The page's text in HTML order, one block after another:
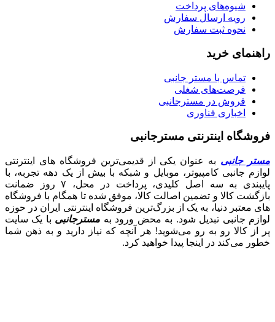
شیوه‌های پرداخت
رویه ارسال سفارش
نحوه ثبت سفارش
راهنمای خرید
تماس با مستر جانبی
فرصت‌های شغلی
فروش در مسترجانبی
اخباری فناوری
فروشگاه اینترنتی مسترجانبی
مستر جانبی به عنوان یکی از قدیمی‌ترین فروشگاه های اینترنتی
لوازم جانبی کامپیوتر، موبایل و شبکه با بیش از یک دهه تجربه، با
پایبندی به سه اصل کلیدی، پرداخت در محل، ۷ روز ضمانت
بازگشت کالا و تضمین اصالت کالا، موفق شده تا همگام با فروشگاه‌
های معتبر دنیا، به یک از بزرگ‌ترین فروشگاه اینترنتی ایران در حوزه
لوازم جانبی تبدیل شود. به محض ورود به مسترجانبی با یک سایت
پر از کالا رو به رو می‌شوید! هر آنچه که نیاز دارید و به ذهن شما
خطور می‌کند در اینجا پیدا خواهید کرد.